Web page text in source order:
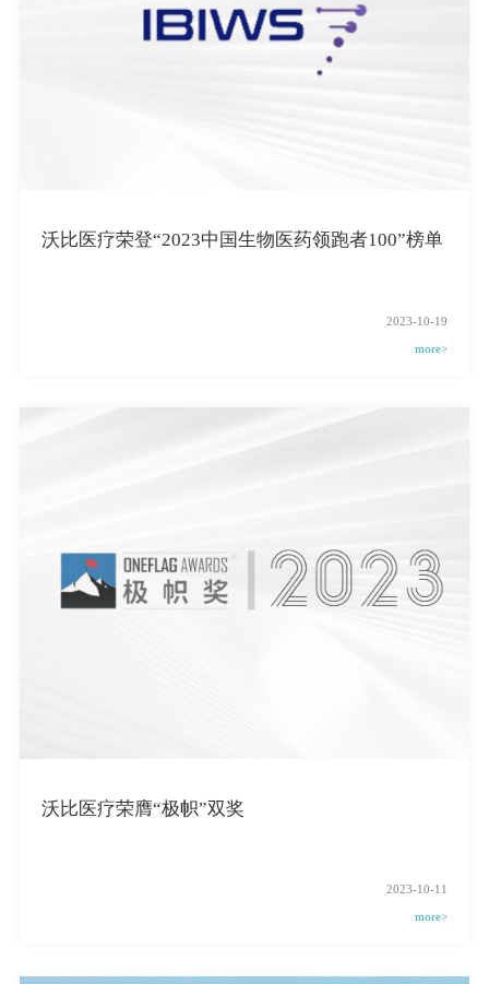
沃比医疗荣登“2023中国生物医药领跑者100”榜单
2023-10-19
more>
沃比医疗荣膺“极帜”双奖
2023-10-11
more>